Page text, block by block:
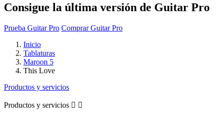
Consigue la última versión de Guitar Pro
Prueba Guitar Pro Comprar Guitar Pro
Inicio
Tablaturas
Maroon 5
This Love
Productos y servicios
Productos y servicios  